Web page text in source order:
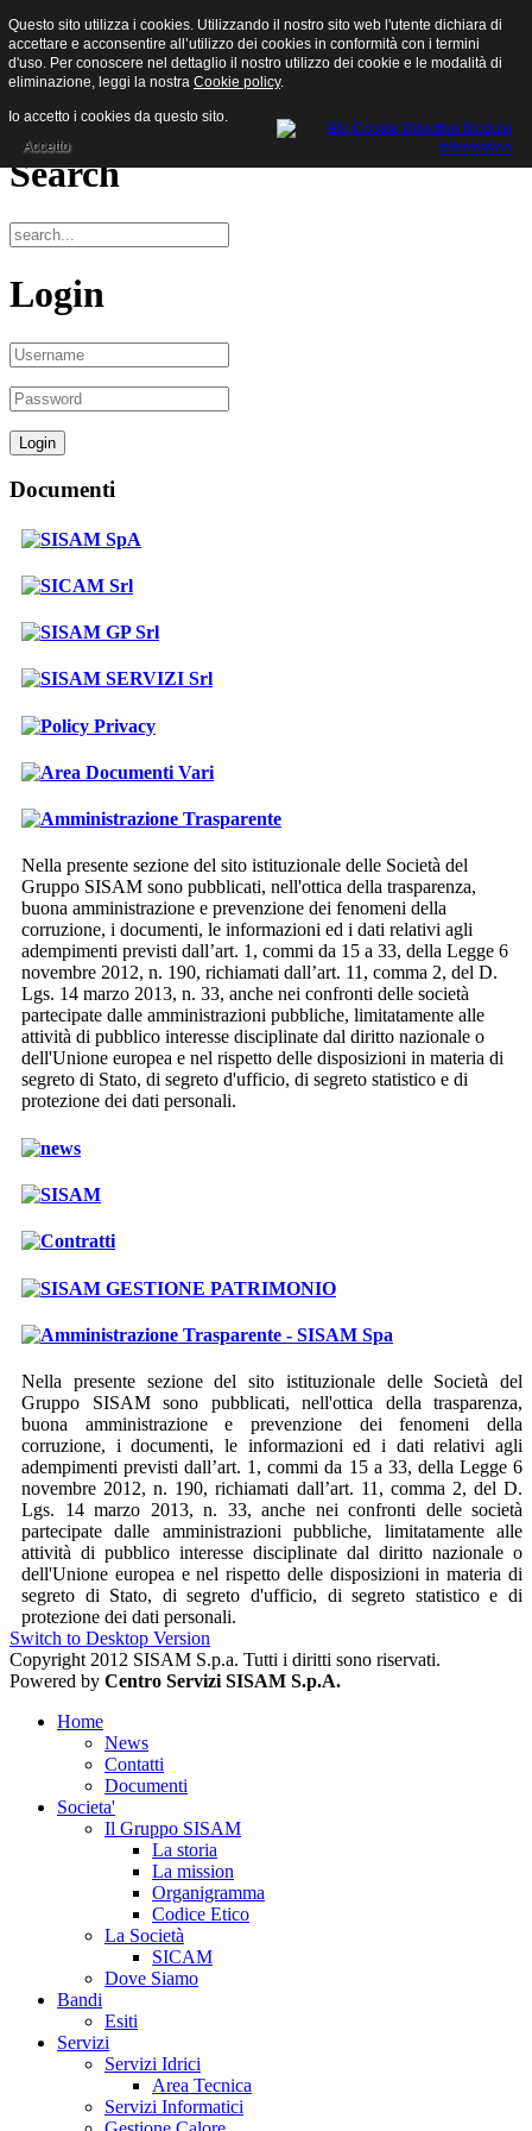
Sisam S.p.a.
Menu
Search
Login
Documenti
SISAM SpA
SICAM Srl
SISAM GP Srl
SISAM SERVIZI Srl
Policy Privacy
Area Documenti Vari
Amministrazione Trasparente
Nella presente sezione del sito istituzionale delle Società del
Gruppo SISAM sono pubblicati, nell'ottica della trasparenza,
buona amministrazione e prevenzione dei fenomeni della
corruzione, i documenti, le informazioni ed i dati relativi agli
adempimenti previsti dall’art. 1, commi da 15 a 33, della Legge 6
novembre 2012, n. 190, richiamati dall’art. 11, comma 2, del D.
Lgs. 14 marzo 2013, n. 33, anche nei confronti delle società
partecipate dalle amministrazioni pubbliche, limitatamente alle
attività di pubblico interesse disciplinate dal diritto nazionale o
dell'Unione europea e nel rispetto delle disposizioni in materia di
segreto di Stato, di segreto d'ufficio, di segreto statistico e di
protezione dei dati personali.
news
SISAM
Contratti
SISAM GESTIONE PATRIMONIO
Amministrazione Trasparente - SISAM Spa
Nella presente sezione del sito istituzionale delle Società del
Gruppo SISAM sono pubblicati, nell'ottica della trasparenza,
buona amministrazione e prevenzione dei fenomeni della
corruzione, i documenti, le informazioni ed i dati relativi agli
adempimenti previsti dall’art. 1, commi da 15 a 33, della Legge 6
novembre 2012, n. 190, richiamati dall’art. 11, comma 2, del D.
Lgs. 14 marzo 2013, n. 33, anche nei confronti delle società
partecipate dalle amministrazioni pubbliche, limitatamente alle
attività di pubblico interesse disciplinate dal diritto nazionale o
dell'Unione europea e nel rispetto delle disposizioni in materia di
segreto di Stato, di segreto d'ufficio, di segreto statistico e di
protezione dei dati personali.
Switch to Desktop Version
Copyright 2012 SISAM S.p.a. Tutti i diritti sono riservati.
Powered by Centro Servizi SISAM S.p.A.
Home
News
Contatti
Documenti
Societa'
Il Gruppo SISAM
La storia
La mission
Organigramma
Codice Etico
La Società
SICAM
Dove Siamo
Bandi
Esiti
Servizi
Servizi Idrici
Area Tecnica
Servizi Informatici
Questo sito utilizza i cookies. Utilizzando il nostro sito web l'utente dichiara di
accettare e acconsentire all’utilizzo dei cookies in conformità con i termini
d'uso. Per conoscere nel dettaglio il nostro utilizzo dei cookie e le modalità di
eliminazione, leggi la nostra Cookie policy.
Io accetto i cookies da questo sito.
Accetto